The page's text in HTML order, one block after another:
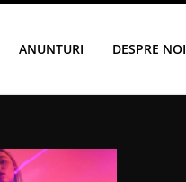
ANUNTURI DESPRE NOI